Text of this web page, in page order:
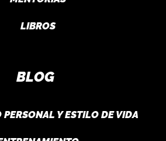
LIBROS
BLOG
Y ESTILO DE VIDA